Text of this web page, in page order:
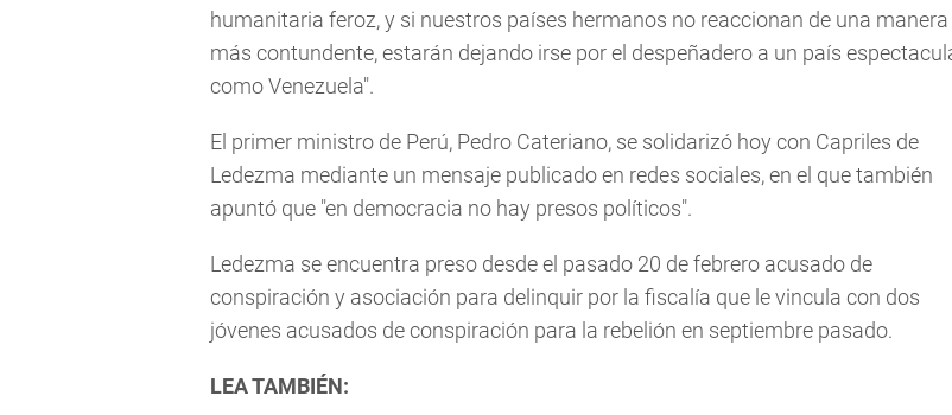
humanitaria feroz, y si nuestros países hermanos no reaccionan de una manera
más contundente, estarán dejando irse por el despeñadero a un país
como Venezuela".
El primer ministro de Perú, Pedro Cateriano, se solidarizó hoy con Capriles de
Ledezma mediante un mensaje publicado en redes sociales, en el que también
apuntó que "en democracia no hay presos políticos".
Ledezma se encuentra preso desde el pasado 20 de febrero acusado de
conspiración y asociación para delinquir por la fiscalía que le vincula con dos
jóvenes acusados de conspiración para la rebelión en septiembre pasado.
LEA TAMBIÉN: